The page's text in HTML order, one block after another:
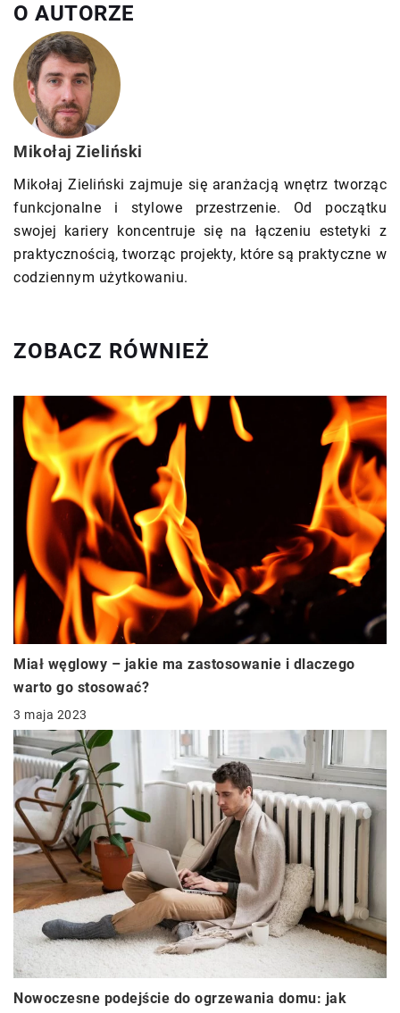
O AUTORZE
Mikołaj Zieliński
Mikołaj Zieliński zajmuje się aranżacją wnętrz tworząc
funkcjonalne i stylowe przestrzenie. Od początku
swojej kariery koncentruje się na łączeniu estetyki z
praktycznością, tworząc projekty, które są praktyczne w
codziennym użytkowaniu.
ZOBACZ RÓWNIEŻ
Miał węglowy – jakie ma zastosowanie i dlaczego
warto go stosować?
3 maja 2023
Nowoczesne podejście do ogrzewania domu: jak